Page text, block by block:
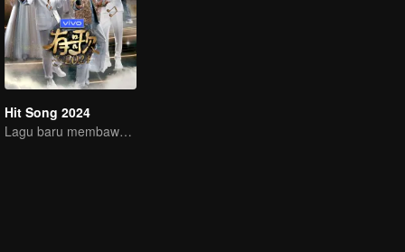
Hit Song 2024
Lagu baru membawa kehidupan baru